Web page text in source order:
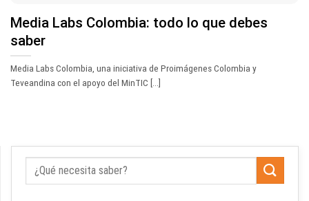
Media Labs Colombia: todo lo que debes
saber
Media Labs Colombia, una iniciativa de Proimágenes Colombia y
Teveandina con el apoyo del MinTIC [...]